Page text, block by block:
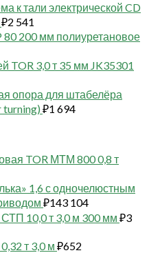
к тали электрической CD
₽2 541
80 200 мм полиуретановое
TOR 3,0 т 35 мм JK35301
опора для штабелёра
turning) ₽1 694
TOR МТМ 800 0,8 т
1,6 с одночелюстным
₽143 104
10,0 т 3,0 м 300 мм ₽3
т 3,0 м ₽652